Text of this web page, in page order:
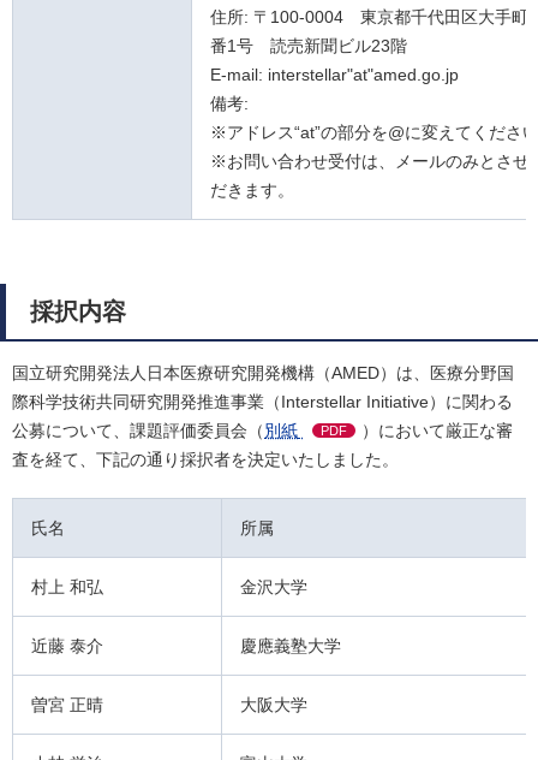
住所: 〒100-0004 東京都千代田区大手町
番1号 読売新聞ビル23階
E-mail: interstellar"at"amed.go.jp
備考:
※アドレス“at”の部分を@に変えてくださ
※お問い合わせ受付は、メールのみとさせ
だきます。
採択内容
国立研究開発法人日本医療研究開発機構（AMED）は、医療分野国
際科学技術共同研究開発推進事業（Interstellar Initiative）に関わる
公募について、課題評価委員会（別紙 PDF
）において厳正な審
査を経て、下記の通り採択者を決定いたしました。
氏名 所属
村上 和弘 金沢大学
近藤 泰介 慶應義塾大学
曽宮 正晴 大阪大学